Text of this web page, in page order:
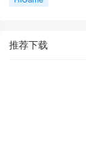
推荐下载